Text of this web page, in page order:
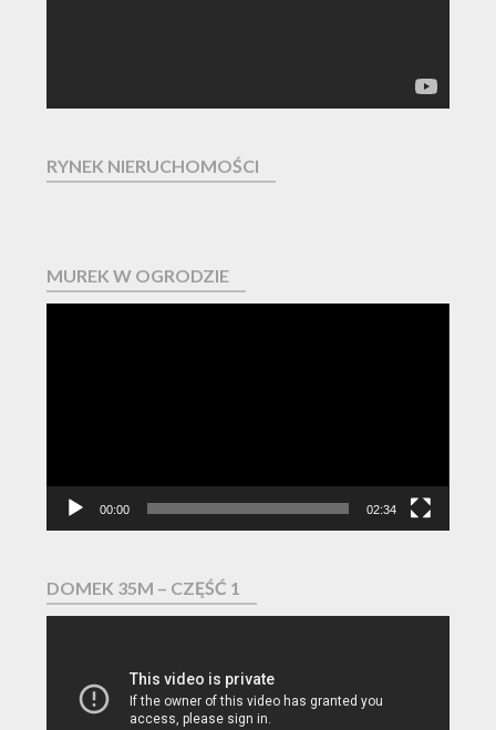
RYNEK NIERUCHOMOŚCI
MUREK W OGRODZIE
00:00 02:34
DOMEK 35M – CZĘŚĆ 1